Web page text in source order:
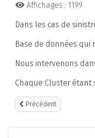
Affichages : 1199
Dans les cas de
Base de données qui
Nous intervenons
Chaque Cluster étant
Article précédent :
Précédent